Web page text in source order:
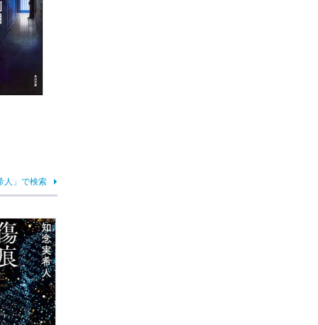
人」で検索